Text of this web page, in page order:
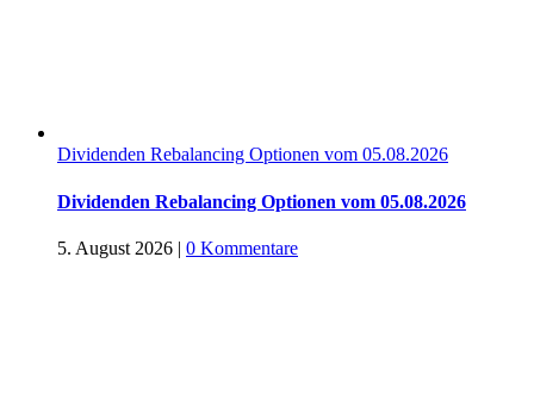
Dividenden Rebalancing Optionen vom 05.08.2026
Dividenden Rebalancing Optionen vom 05.08.2026
5. August 2026 | 0 Kommentare